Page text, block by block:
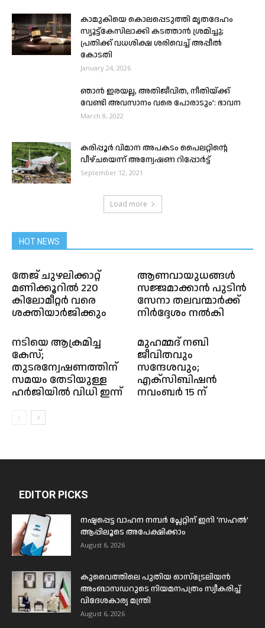
കാമുകിയെ കൊലപ്പെടുത്തി മൃതദേഹം
സ്യൂട്ട്‌കേസിലാക്കി കടത്താൻ ശ്രമിച്ചു;
പ്രതിക്ക്‌ വധശിക്ഷ ശരിവെച്ച് അപ്പീൽ
കോടതി
January 24, 2026
ഞാന്‍ ഇരയല്ല, അതിജീവിത, നീതിയ്ക്ക്
വേണ്ടി അവസാനം വരെ പോരാടും’: ഭാവന
March 8, 2022
കരിപ്പൂർ വിമാന അപകടം പൈലറ്റിൻ്റെ
വീഴ്ചയെന്ന് അന്വേഷണ റിപ്പോർട്ട്
September 12, 2021
Load more
HOT NEWS
തേജ് ചുഴലിക്കാറ്റ്
മണിക്കൂറിൽ 220
കിലോമീറ്റർ വരെ
ശക്തിയാർജിക്കും
ആണവായുധങ്ങള്‍
സജ്ജമാക്കാന്‍ പുടിൻ
സേനാ തലവന്മാര്‍ക്ക്
നിര്‍ദ്ദേശം നല്‍കി
നടിയെ ആക്രമിച്ച
കേസ്;
തുടരന്വേഷണത്തിന്
സമയം തേടിയുള്ള
ഹര്‍ജിയില്‍ വിധി ഇന്ന്
മുഹമ്മദ് നബി
ജീവിതവും
സന്ദേശവും;
എക്സിബിഷൻ
നവംബർ 15 ന്
EDITOR PICKS
നഷ്ടപ്പെട്ട വാഹന നമ്പർ പ്ലേറ്റിന് ഇനി ‘സഹൽ’
ആപ്പിലൂടെ അപേക്ഷിക്കാം
August 6, 2026
കുവൈത്തിലെ പുതിയ ഓസ്ട്രേലിയൻ
അംബാസഡറുടെ നിയമനപത്രം സ്വീകരിച്ച്
വിദേശകാര്യ മന്ത്രി
August 6, 2026